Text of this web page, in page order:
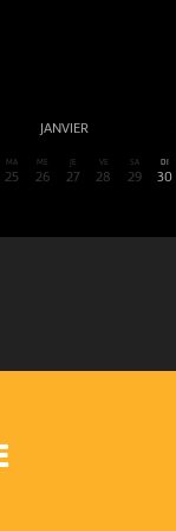
JANVIER
MA
25
ME
26
JE
27
VE
28
SA
29
DI
30